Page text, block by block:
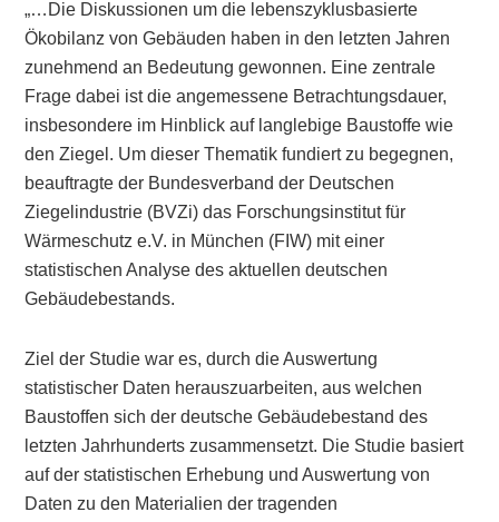
„…Die Diskussionen um die lebenszyklusbasierte
Ökobilanz von Gebäuden haben in den letzten Jahren
zunehmend an Bedeutung gewonnen. Eine zentrale
Frage dabei ist die angemessene Betrachtungsdauer,
insbesondere im Hinblick auf langlebige Baustoffe wie
den Ziegel. Um dieser Thematik fundiert zu begegnen,
beauftragte der Bundesverband der Deutschen
Ziegelindustrie (BVZi) das Forschungsinstitut für
Wärmeschutz e.V. in München (FIW) mit einer
statistischen Analyse des aktuellen deutschen
Gebäudebestands.
Ziel der Studie war es, durch die Auswertung
statistischer Daten herauszuarbeiten, aus welchen
Baustoffen sich der deutsche Gebäudebestand des
letzten Jahrhunderts zusammensetzt. Die Studie basiert
auf der statistischen Erhebung und Auswertung von
Daten zu den Materialien der tragenden